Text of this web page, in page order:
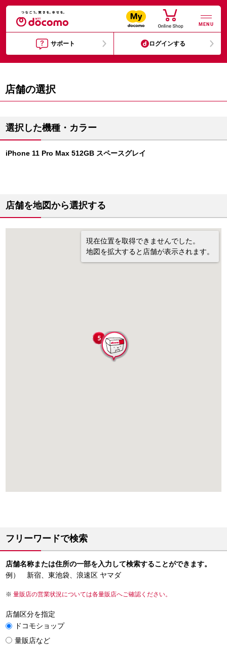
MENU
サポート ログインする
店舗の選択
選択した機種・カラー
iPhone 11 Pro Max 512GB スペースグレイ
店舗を地図から選択する
現在位置を取得できませんでした。
地図を拡大すると店舗が表示されます。
フリーワードで検索
店舗名称または住所の一部を入力して検索することができます。
例） 新宿、東池袋、浪速区 ヤマダ
量販店の営業状況については各量販店へご確認ください。
店舗区分を指定
ドコモショップ
量販店など